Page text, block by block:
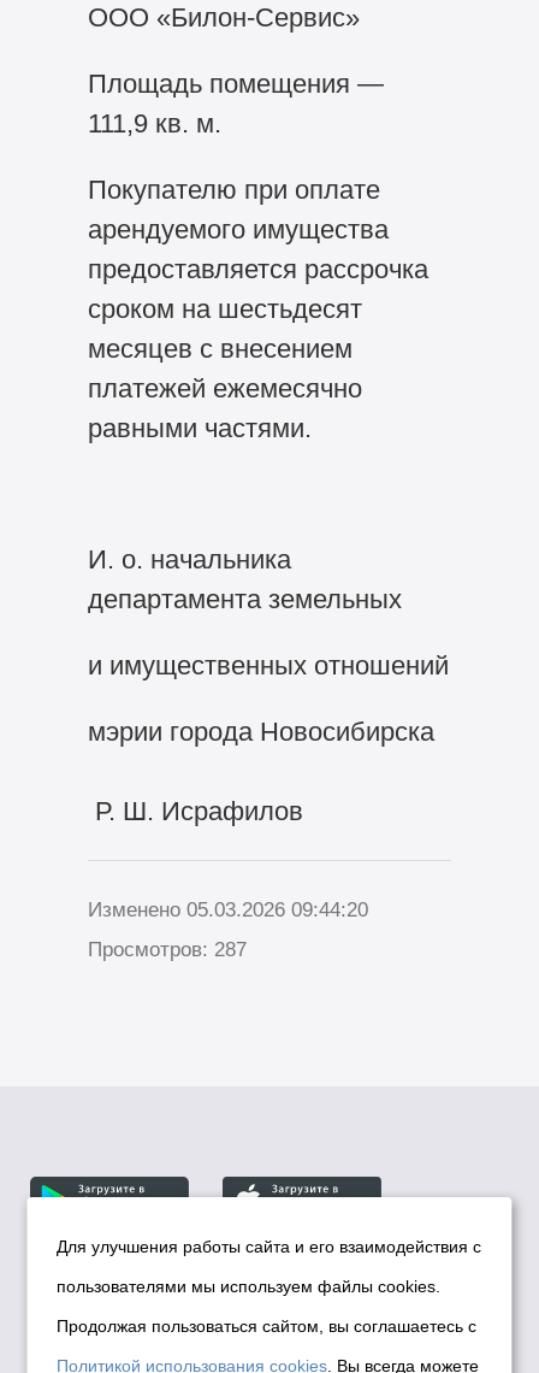
ООО «Билон-Сервис»
Площадь помещения —
111,9 кв. м.
Покупателю при оплате
арендуемого имущества
предоставляется рассрочка
сроком на шестьдесят
месяцев с внесением
платежей ежемесячно
равными частями.
И. о. начальника
департамента земельных
и имущественных отношений
мэрии города Новосибирска
Р. Ш. Исрафилов
Изменено 05.03.2026 09:44:20
Просмотров: 287
© Департамент информационной политики мэрии
города Новосибирска, 2026
Политика использования Cookies
Для улучшения работы сайта и его взаимодействия с
пользователями мы используем файлы cookies.
Продолжая пользоваться сайтом, вы соглашаетесь с
Политикой использования cookies . Вы всегда можете